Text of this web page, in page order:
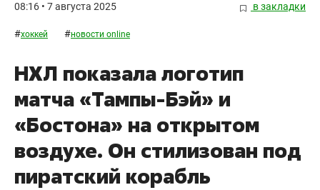
08:16 • 7 августа 2025 в закладки
#хоккей #новости online
НХЛ показала логотип
матча «Тампы-Бэй» и
«Бостона» на открытом
воздухе. Он стилизован под
пиратский корабль